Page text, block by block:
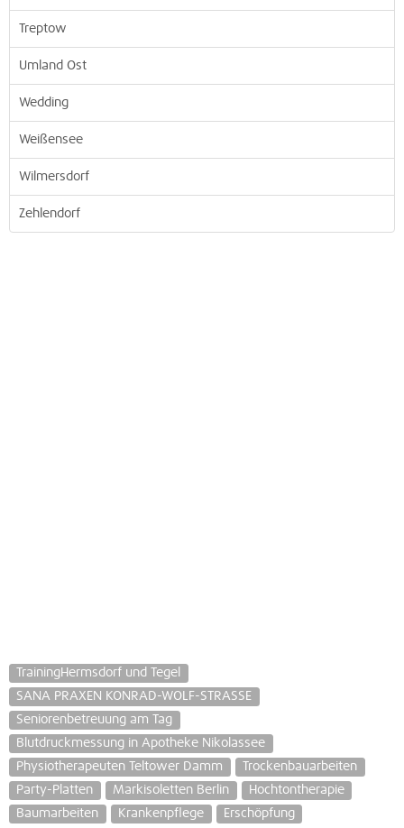
Treptow
Umland Ost
Wedding
Weißensee
Wilmersdorf
Zehlendorf
TrainingHermsdorf und Tegel
SANA PRAXEN KONRAD-WOLF-STRASSE
Seniorenbetreuung am Tag
Blutdruckmessung in Apotheke Nikolassee
Physiotherapeuten Teltower Damm
Trockenbauarbeiten
Party-Platten
Markisoletten Berlin
Hochtontherapie
Baumarbeiten
Krankenpflege
Erschöpfung